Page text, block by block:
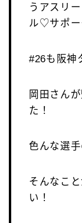
うアスリ
ル♡サポー
#26も阪神
岡田さん
た！
色んな選
そんなこ
い！